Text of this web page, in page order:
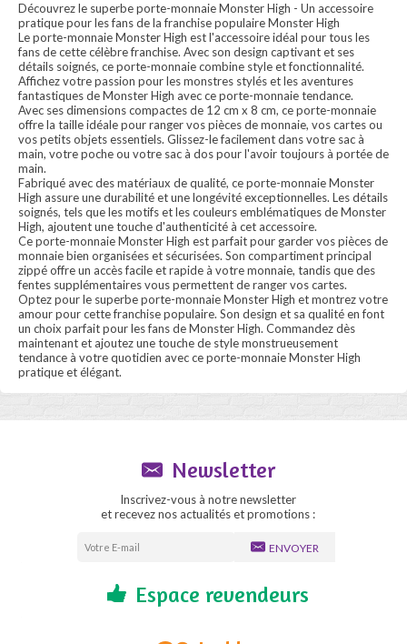
Découvrez le superbe porte-monnaie Monster High - Un accessoire
pratique pour les fans de la franchise populaire Monster High
Le porte-monnaie Monster High est l'accessoire idéal pour tous les
fans de cette célèbre franchise. Avec son design captivant et ses
détails soignés, ce porte-monnaie combine style et fonctionnalité.
Affichez votre passion pour les monstres stylés et les aventures
fantastiques de Monster High avec ce porte-monnaie tendance.
Avec ses dimensions compactes de 12 cm x 8 cm, ce porte-monnaie
offre la taille idéale pour ranger vos pièces de monnaie, vos cartes ou
vos petits objets essentiels. Glissez-le facilement dans votre sac à
main, votre poche ou votre sac à dos pour l'avoir toujours à portée de
main.
Fabriqué avec des matériaux de qualité, ce porte-monnaie Monster
High assure une durabilité et une longévité exceptionnelles. Les détails
soignés, tels que les motifs et les couleurs emblématiques de Monster
High, ajoutent une touche d'authenticité à cet accessoire.
Ce porte-monnaie Monster High est parfait pour garder vos pièces de
monnaie bien organisées et sécurisées. Son compartiment principal
zippé offre un accès facile et rapide à votre monnaie, tandis que des
fentes supplémentaires vous permettent de ranger vos cartes.
Optez pour le superbe porte-monnaie Monster High et montrez votre
amour pour cette franchise populaire. Son design et sa qualité en font
un choix parfait pour les fans de Monster High. Commandez dès
maintenant et ajoutez une touche de style monstrueusement
tendance à votre quotidien avec ce porte-monnaie Monster High
pratique et élégant.
Newsletter
Inscrivez-vous à notre newsletter
et recevez nos actualités et promotions :
ENVOYER
Espace revendeurs